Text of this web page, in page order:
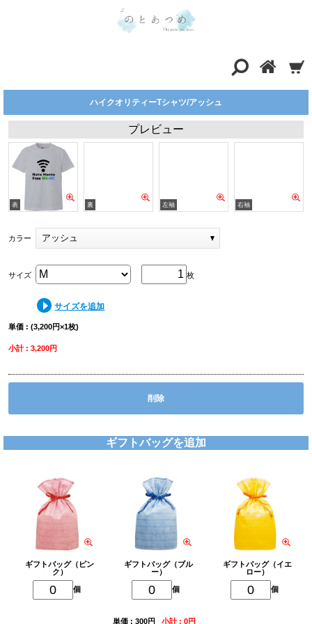
ハイクオリティーTシャツ/アッシュ
プレビュー
カラー アッシュ
枚
サイズ
サイズを追加
単価 : (3,200円×1枚)
小計 : 3,200円
削除
ギフトバッグを追加
ギフトバッグ（ピン
ク）
個
ギフトバッグ（ブル
ー）
個
ギフトバッグ（イエ
ロー）
個
単価 : 300円 小計 : 0円